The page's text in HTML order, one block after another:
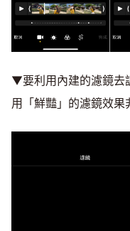
▼要利用內建的濾鏡去
用「鮮豔」的濾鏡效